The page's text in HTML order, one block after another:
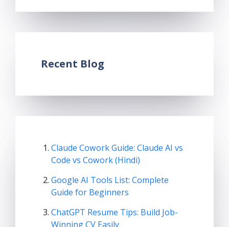
Recent Blog
Claude Cowork Guide: Claude AI vs
Code vs Cowork (Hindi)
Google AI Tools List: Complete
Guide for Beginners
ChatGPT Resume Tips: Build Job-
Winning CV Easily